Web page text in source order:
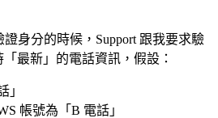
證身分的時候，Support 跟我要求驗
最新」的電話資訊，假設：
」
帳號為「B 電話」